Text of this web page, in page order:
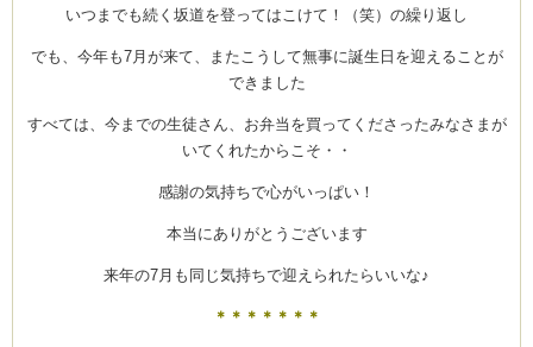
室・テイクアウト Clémentine (produced
ーヌ
いつまでも続く坂道を登ってはこけて！（笑）の繰り返し
でも、今年も7月が来て、またこうして無事に誕生日を迎えることが
できました
すべては、今までの生徒さん、お弁当を買ってくださったみなさまが
いてくれたからこそ・・
感謝の気持ちで心がいっぱい！
本当にありがとうございます
来年の7月も同じ気持ちで迎えられたらいいな♪
＊＊＊ ＊＊＊＊